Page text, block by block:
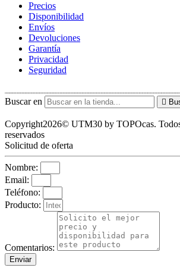
Precios
Disponibilidad
Envíos
Devoluciones
Garantía
Privacidad
Seguridad
Buscar en
Copyright2026© UTM30 by TOPOcas.
reservados
Solicitud de oferta
Nombre:
Email:
Teléfono:
Producto:
Comentarios:
Enviar